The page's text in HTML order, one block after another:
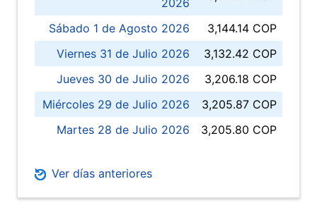
2026
Sábado 1 de Agosto 2026
3,144.14 COP
Viernes 31 de Julio 2026
3,132.42 COP
Jueves 30 de Julio 2026
3,206.18 COP
Miércoles 29 de Julio 2026
3,205.87 COP
Martes 28 de Julio 2026
3,205.80 COP
Ver días anteriores